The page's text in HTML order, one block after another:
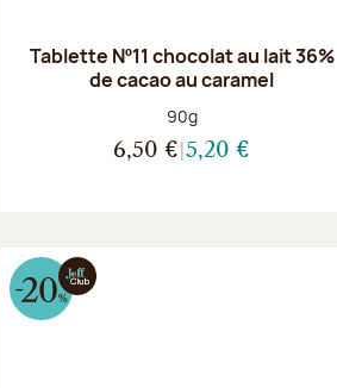
Tablette Nº11 chocolat au lait 36%
de cacao au caramel
Poids net :
90g
6,50 € 5,20 €